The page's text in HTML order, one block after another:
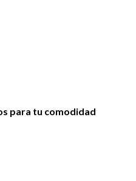
para tu comodidad